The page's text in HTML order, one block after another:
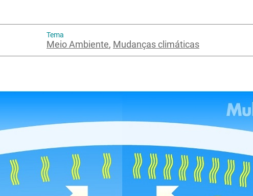
Tema
Meio Ambiente, Mudanças climáticas